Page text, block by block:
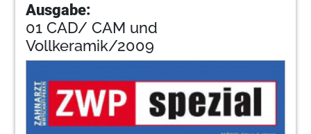
Ausgabe:
01 CAD/ CAM und
Vollkeramik/2009